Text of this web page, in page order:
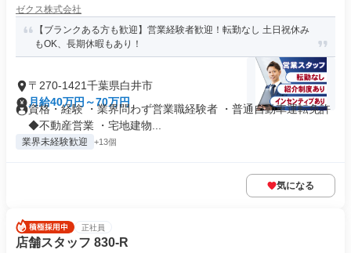
ゼクス株式会社
【ブランクある方も歓迎】営業経験者歓迎！転勤なし 土日祝休み
もOK、長期休暇もあり！
〒270-1421千葉県白井市
月給40万円～70万円
資格・経験 ・業界問わず営業職経験者 ・普通自動車運転免許
◆不動産営業 ・宅地建物...
業界未経験歓迎 +13個
気になる
正社員
店舗スタッフ 830-R